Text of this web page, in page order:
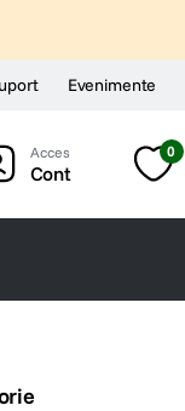
Evenimente
Cont
0